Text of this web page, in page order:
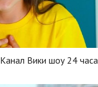
Канал Вики шоу 24 часа